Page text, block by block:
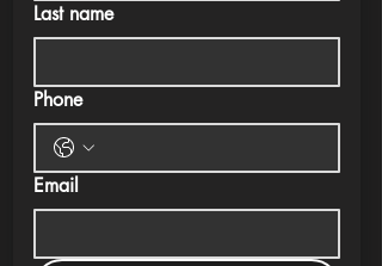
Last name
Phone
Email